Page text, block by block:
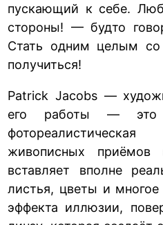
пускающий к себе.
стороны! — будто
Стать одним целым
получиться!
Patrick Jacobs —
его работы — это
живописных
вставляет вполне
листья, цветы и
эффекта иллюзии,